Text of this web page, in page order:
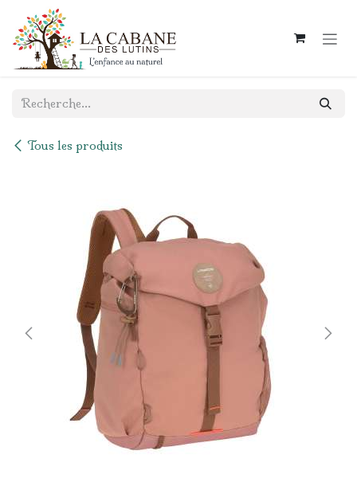
Se rendre au contenu
Tous les produits